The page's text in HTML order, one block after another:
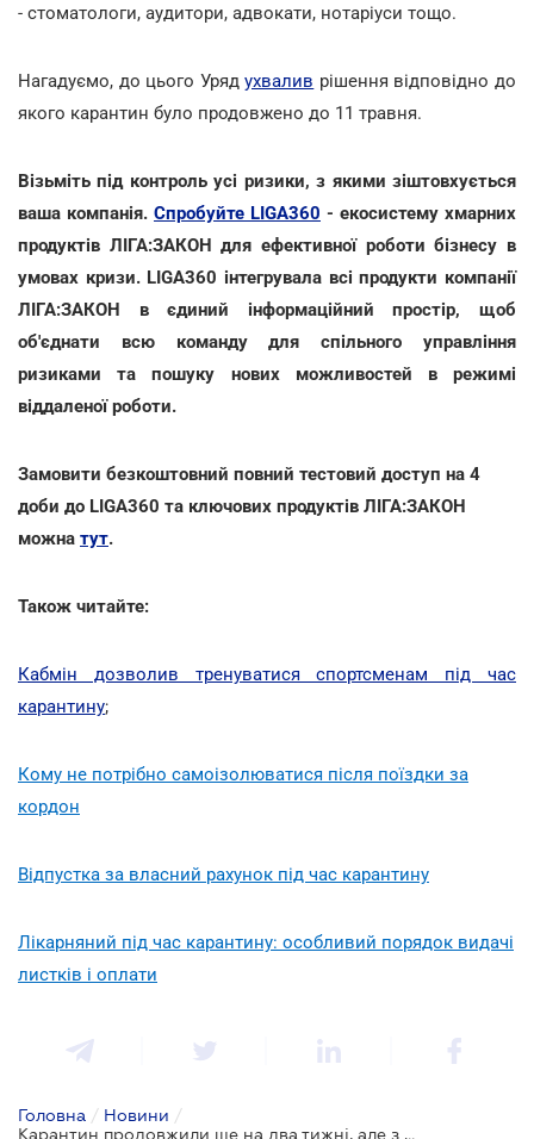
- стоматологи, аудитори, адвокати, нотаріуси тощо.
Нагадуємо, до цього Урядухвалив рішення відповідно до
якого карантин було продовжено до 11 травня.
Візьміть під контроль усі ризики, з якими зіштовхується
ваша компанія. Спробуйте LIGA360 - екосистему хмарних
продуктів ЛІГА:ЗАКОН для ефективної роботи бізнесу в
умовах кризи. LIGA360 інтегрувала всі продукти компанії
ЛІГА:ЗАКОН в єдиний інформаційний простір, щоб
об'єднати всю команду для спільного управління
ризиками та пошуку нових можливостей в режимі
віддаленої роботи.
Замовити безкоштовний повний тестовий доступ на 4
доби до LIGA360 та ключових продуктів ЛІГА:ЗАКОН
можна тут.
Також читайте:
Кабмін дозволив тренуватися спортсменам під час
карантину;
Кому не потрібно самоізолюватися після поїздки за
кордон
Відпустка за власний рахунок під час карантину
Лікарняний під час карантину: особливий порядок видачі
листків і оплати
Головна / Новини /
Карантин продовжили ще на два тижні, але з послабленнями